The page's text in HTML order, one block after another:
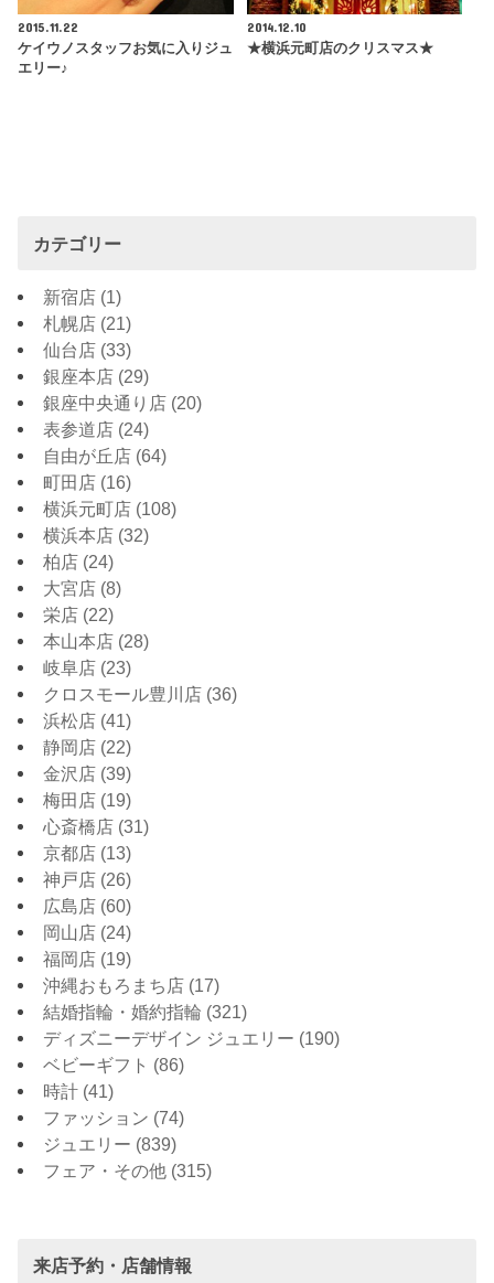
2015.11.22
ケイウノスタッフお気に入りジュ
エリー♪
2014.12.10
★横浜元町店のクリスマス★
カテゴリー
新宿店 (1)
札幌店 (21)
仙台店 (33)
銀座本店 (29)
銀座中央通り店 (20)
表参道店 (24)
自由が丘店 (64)
町田店 (16)
横浜元町店 (108)
横浜本店 (32)
柏店 (24)
大宮店 (8)
栄店 (22)
本山本店 (28)
岐阜店 (23)
クロスモール豊川店 (36)
浜松店 (41)
静岡店 (22)
金沢店 (39)
梅田店 (19)
心斎橋店 (31)
京都店 (13)
神戸店 (26)
広島店 (60)
岡山店 (24)
福岡店 (19)
沖縄おもろまち店 (17)
結婚指輪・婚約指輪 (321)
ディズニーデザイン ジュエリー (190)
ベビーギフト (86)
時計 (41)
ファッション (74)
ジュエリー (839)
フェア・その他 (315)
来店予約・店舗情報